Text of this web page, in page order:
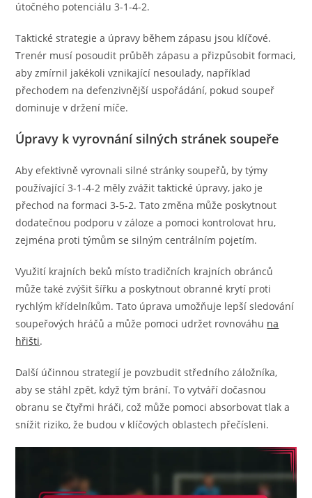
útočného potenciálu 3-1-4-2.
Taktické strategie a úpravy během zápasu jsou klíčové.
Trenér musí posoudit průběh zápasu a přizpůsobit formaci,
aby zmírnil jakékoli vznikající nesoulady, například
přechodem na defenzivnější uspořádání, pokud soupeř
dominuje v držení míče.
Úpravy k vyrovnání silných stránek soupeře
Aby efektivně vyrovnali silné stránky soupeřů, by týmy
používající 3-1-4-2 měly zvážit taktické úpravy, jako je
přechod na formaci 3-5-2. Tato změna může poskytnout
dodatečnou podporu v záloze a pomoci kontrolovat hru,
zejména proti týmům se silným centrálním pojetím.
Využití krajních beků místo tradičních krajních obránců
může také zvýšit šířku a poskytnout obranné krytí proti
rychlým křídelníkům. Tato úprava umožňuje lepší sledování
soupeřových hráčů a může pomoci udržet rovnováhu na
hřišti.
Další účinnou strategií je povzbudit středního záložníka,
aby se stáhl zpět, když tým brání. To vytváří dočasnou
obranu se čtyřmi hráči, což může pomoci absorbovat tlak a
snížit riziko, že budou v klíčových oblastech přečísleni.